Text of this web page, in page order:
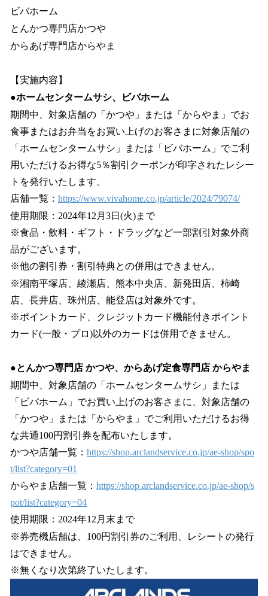
ビバホーム
とんかつ専門店かつや
からあげ専門店からやま
【実施内容】
●ホームセンタームサシ、ビバホーム
期間中、対象店舗の「かつや」または「からやま」でお
食事またはお弁当をお買い上げのお客さまに対象店舗の
「ホームセンタームサシ」または「ビバホーム」でご利
用いただけるお得な5％割引クーポンが印字されたレシー
トを発行いたします。
店舗一覧： https://www.vivahome.co.jp/article/2024/79074/
使用期限：2024年12月3日(火)まで
※食品・飲料・ギフト・ドラッグなど一部割引対象外商
品がございます。
※他の割引券・割引特典との併用はできません。
※湘南平塚店、綾瀬店、熊本中央店、新発田店、柿崎
店、長井店、珠州店、能登店は対象外です。
※ポイントカード、クレジットカード機能付きポイント
カード(一般・プロ)以外のカードは併用できません。
●とんかつ専門店 かつや、からあげ定食専門店 からやま
期間中、対象店舗の「ホームセンタームサシ」または
「ビバホーム」でお買い上げのお客さまに、対象店舗の
「かつや」または「からやま」でご利用いただけるお得
な共通100円割引券を配布いたします。
かつや店舗一覧： https://shop.arclandservice.co.jp/ae-shop/spo
t/list?category=01
からやま店舗一覧： https://shop.arclandservice.co.jp/ae-shop/s
pot/list?category=04
使用期限：2024年12月末まで
※券売機店舗は、100円割引券のご利用、レシートの発行
はできません。
※無くなり次第終了いたします。